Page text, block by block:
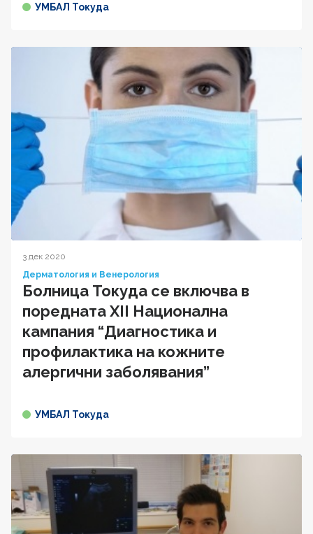
УМБАЛ Токуда
3 дек 2020
Дерматология и Венерология
Болница Токуда се включва в
поредната XII Национална
кампания “Диагностика и
профилактика на кожните
алергични заболявания”
УМБАЛ Токуда